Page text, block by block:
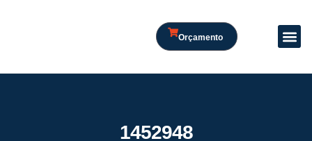
Orçamento
1452948